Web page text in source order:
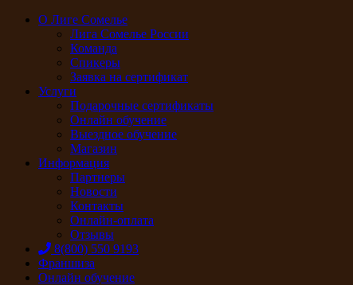
О Лиге Сомелье
Лига Сомелье России
Команда
Спикеры
Заявка на сертификат
Услуги
Подарочные сертификаты
Онлайн обучение
Выездное обучение
Магазин
Информация
Партнеры
Новости
Контакты
Онлайн-оплата
Отзывы
8(800) 550 9193
Франшиза
Онлайн обучение